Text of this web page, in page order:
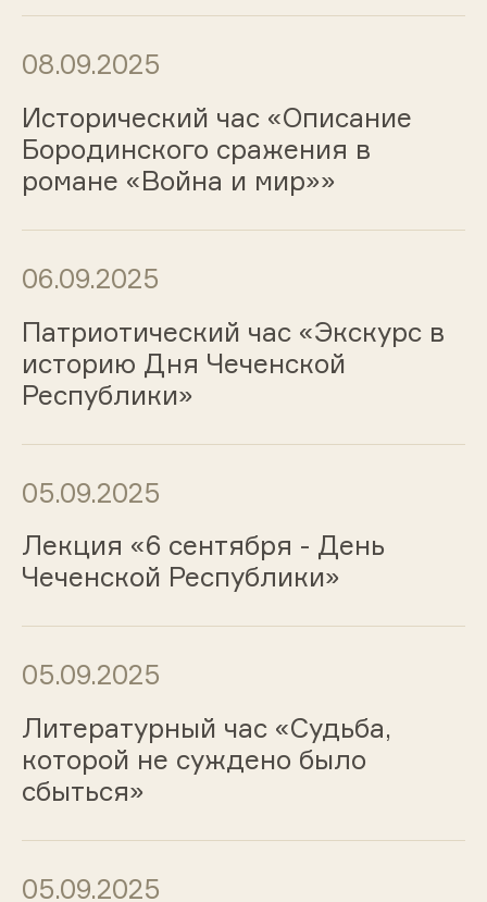
08.09.2025
Исторический час «Описание
Бородинского сражения в
романе «Война и мир»»
06.09.2025
Патриотический час «Экскурс в
историю Дня Чеченской
Республики»
05.09.2025
Лекция «6 сентября - День
Чеченской Республики»
05.09.2025
Литературный час «Судьба,
которой не суждено было
сбыться»
05.09.2025